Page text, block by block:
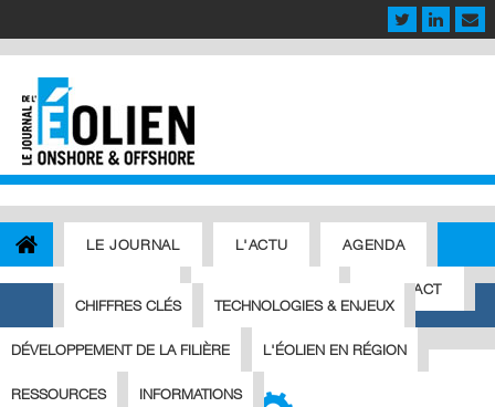
LE JOURNAL L'ACTU AGENDA
OFFRES D'EMPLOI CONTACT
TOUT SUR L'ÉOLIEN
CHIFFRES CLÉS TECHNOLOGIES & ENJEUX
DÉVELOPPEMENT DE LA FILIÈRE L'ÉOLIEN EN RÉGION
RESSOURCES INFORMATIONS